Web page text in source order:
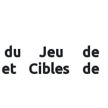
du Jeu de
et Cibles de